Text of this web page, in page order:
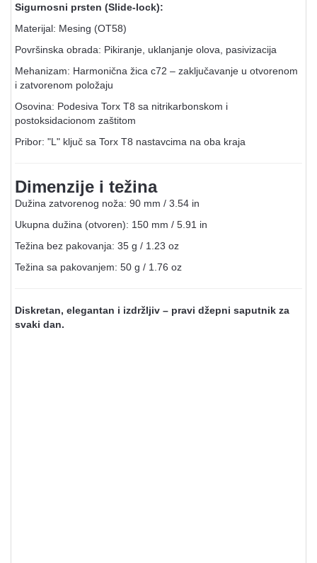
Sigurnosni prsten (Slide-lock):
Materijal: Mesing (OT58)
Površinska obrada: Pikiranje, uklanjanje olova, pasivizacija
Mehanizam: Harmonična žica c72 – zaključavanje u otvorenom
i zatvorenom položaju
Osovina: Podesiva Torx T8 sa nitrikarbonskom i
postoksidacionom zaštitom
Pribor: "L" ključ sa Torx T8 nastavcima na oba kraja
Dimenzije i težina
Dužina zatvorenog noža: 90 mm / 3.54 in
Ukupna dužina (otvoren): 150 mm / 5.91 in
Težina bez pakovanja: 35 g / 1.23 oz
Težina sa pakovanjem: 50 g / 1.76 oz
Diskretan, elegantan i izdržljiv – pravi džepni saputnik za
svaki dan.